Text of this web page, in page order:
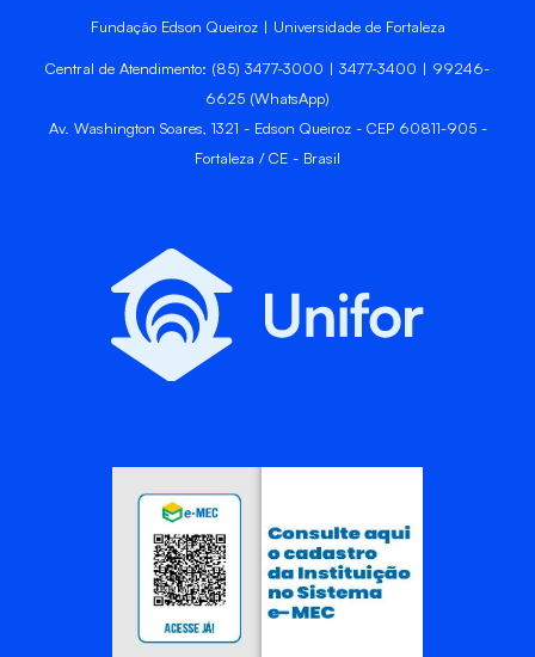
Fundação Edson Queiroz | Universidade de Fortaleza
Central de Atendimento: (85) 3477-3000 | 3477-3400 | 99246-
6625 (WhatsApp)
Av. Washington Soares, 1321 - Edson Queiroz - CEP 60811-905 -
Fortaleza / CE - Brasil